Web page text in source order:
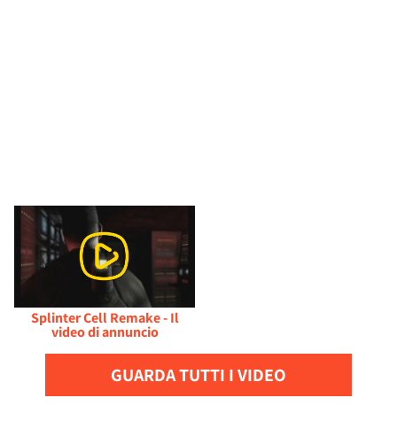
Splinter Cell Remake - Il
video di annuncio
GUARDA TUTTI I VIDEO